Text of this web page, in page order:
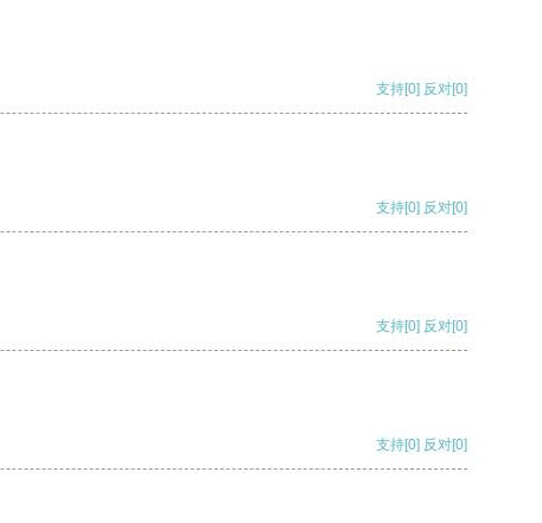
支持[0] 反对[0]
支持[0] 反对[0]
支持[0] 反对[0]
支持[0] 反对[0]